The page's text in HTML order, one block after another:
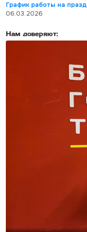
График работы на
06.03.2026
Нам доверяют: